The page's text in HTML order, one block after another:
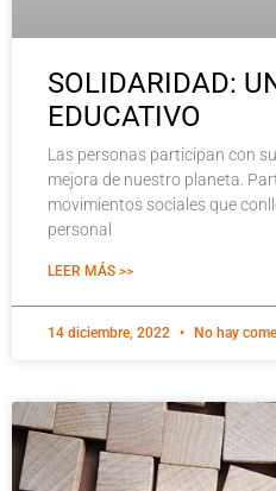
SOLIDARIDAD:
EDUCATIVO
Las personas participan con
mejora de nuestro planeta.
movimientos sociales que
personal
LEER MÁS >>
14 diciembre, 2022 No hay